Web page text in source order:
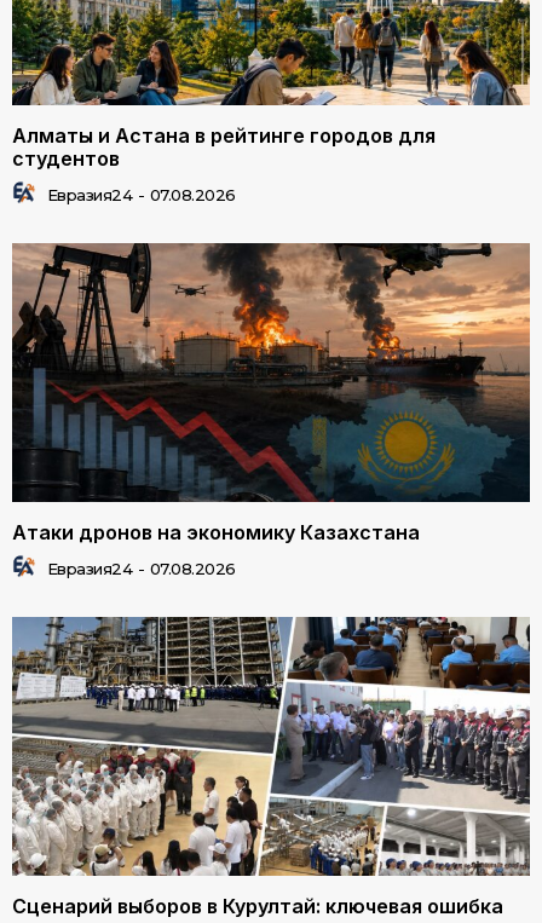
Алматы и Астана в рейтинге городов для
студентов
Евразия24 - 07.08.2026
Атаки дронов на экономику Казахстана
Евразия24 - 07.08.2026
Сценарий выборов в Курултай: ключевая ошибка